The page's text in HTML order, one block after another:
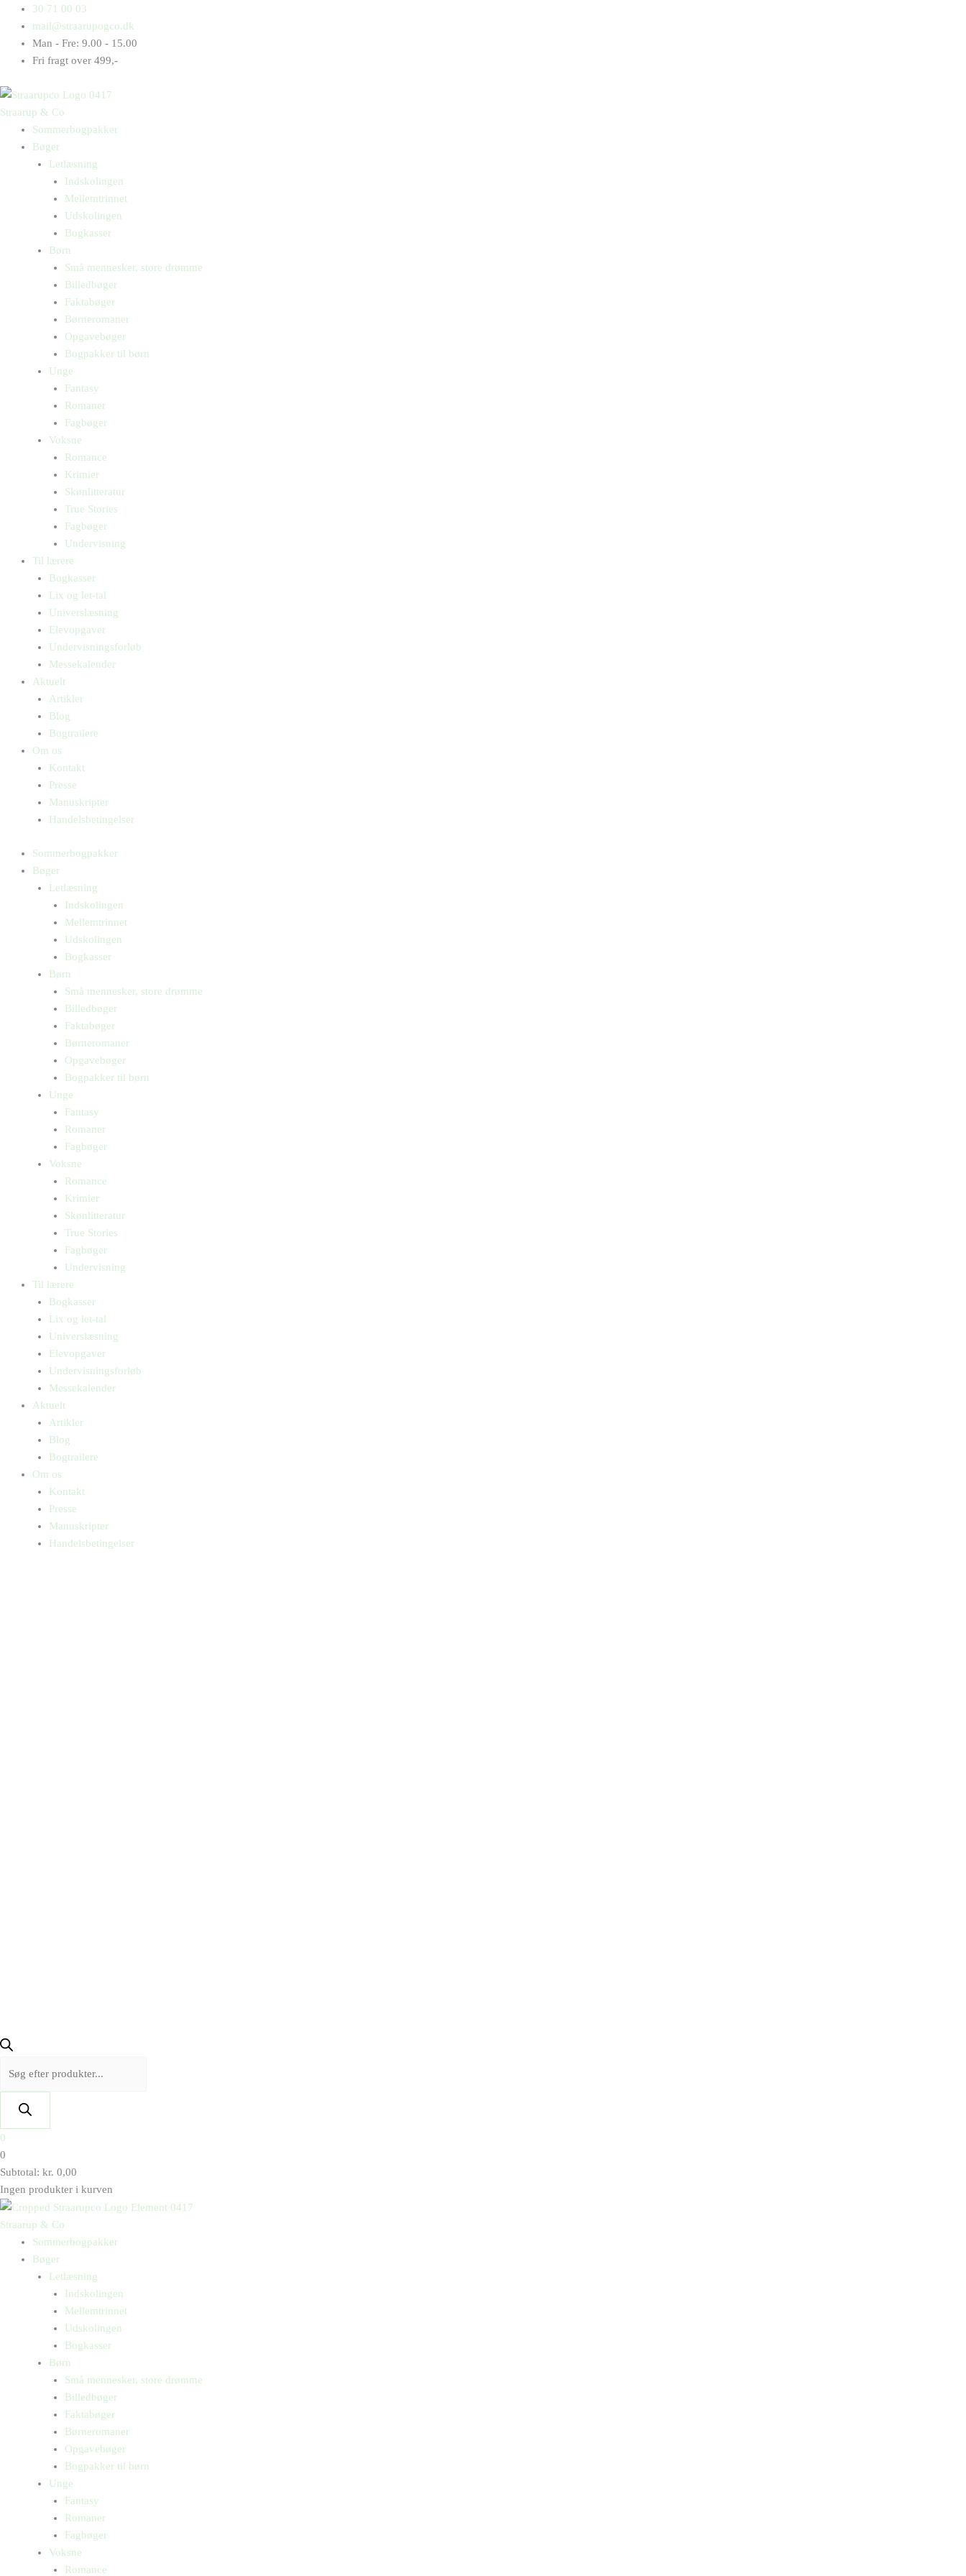
indholdet
30 71 00 03
mail@straarupogco.dk
Man - Fre: 9.00 - 15.00
Fri fragt over 499,-
Straarup & Co
Sommerbogpakker
Bøger
Letlæsning
Indskolingen
Mellemtrinnet
Udskolingen
Bogkasser
Børn
Små mennesker, store drømme
Billedbøger
Faktabøger
Børneromaner
Opgavebøger
Bogpakker til børn
Unge
Fantasy
Romaner
Fagbøger
Voksne
Romance
Krimier
Skønlitteratur
True Stories
Fagbøger
Undervisning
Til lærere
Bogkasser
Lix og let-tal
Universlæsning
Elevopgaver
Undervisningsforløb
Messekalender
Aktuelt
Artikler
Blog
Bogtrailere
Om os
Kontakt
Presse
Manuskripter
Handelsbetingelser
Sommerbogpakker
Bøger
Letlæsning
Indskolingen
Mellemtrinnet
Udskolingen
Bogkasser
Børn
Små mennesker, store drømme
Billedbøger
Faktabøger
Børneromaner
Opgavebøger
Bogpakker til børn
Unge
Fantasy
Romaner
Fagbøger
Voksne
Romance
Krimier
Skønlitteratur
True Stories
Fagbøger
Undervisning
Til lærere
Bogkasser
Lix og let-tal
Universlæsning
Elevopgaver
Undervisningsforløb
Messekalender
Aktuelt
Artikler
Blog
Bogtrailere
Om os
Kontakt
Presse
Manuskripter
Handelsbetingelser
Products
search
0
0
Subtotal: kr. 0,00
Ingen produkter i kurven
Straarup & Co
Sommerbogpakker
Bøger
Letlæsning
Indskolingen
Mellemtrinnet
Udskolingen
Bogkasser
Børn
Små mennesker, store drømme
Billedbøger
Faktabøger
Børneromaner
Opgavebøger
Bogpakker til børn
Unge
Fantasy
Romaner
Fagbøger
Voksne
Romance
Products
search
Jakob
Nejkob